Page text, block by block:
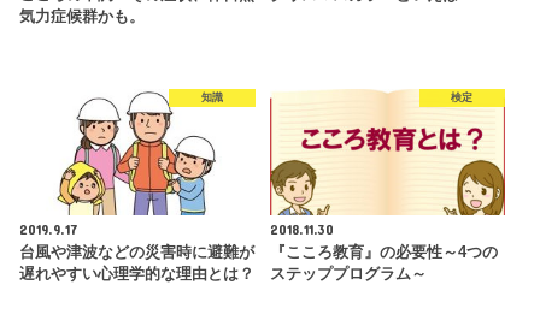
気力症候群かも。
知識
2019.9.17
台風や津波などの災害時に避難が
遅れやすい心理学的な理由とは？
検定
2018.11.30
『こころ教育』の必要性～4つの
ステッププログラム～